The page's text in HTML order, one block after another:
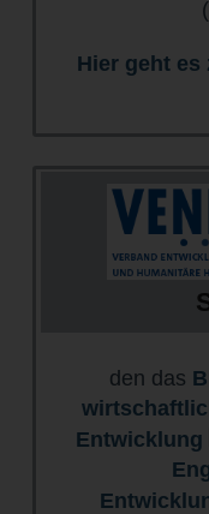
Hier geht
den das
Entwicklung